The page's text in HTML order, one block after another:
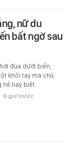
nữ du
bất ngờ sau
đùa dưới biển,
khỏi tay mà chủ
hề hay biết.
6 giờ trước